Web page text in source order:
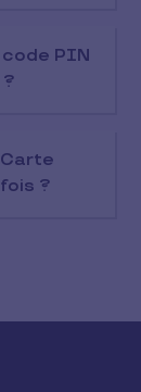
PIN
?